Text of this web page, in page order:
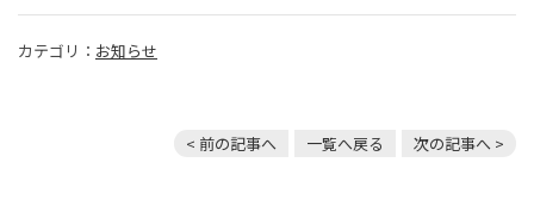
カテゴリ： お知らせ
< 前の記事へ 一覧へ戻る 次の記事へ >